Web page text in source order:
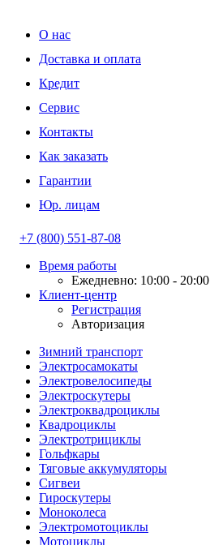
О нас
Доставка и оплата
Кредит
Сервис
Контакты
Как заказать
Гарантии
Юр. лицам
+7 (800) 551-87-08
Время работы
Ежедневно: 10:00 - 20:00
Клиент-центр
Регистрация
Авторизация
Зимний транспорт
Электросамокаты
Электровелосипеды
Электроскутеры
Электроквадроциклы
Квадроциклы
Электротрициклы
Гольфкары
Тяговые аккумуляторы
Сигвеи
Гироскутеры
Моноколеса
Электромотоциклы
Мотоциклы